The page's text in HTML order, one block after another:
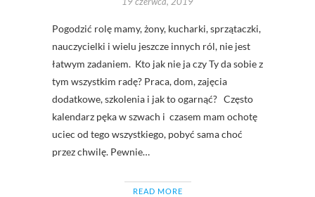
Pogodzić rolę mamy, żony, kucharki, sprzątaczki,
nauczycielki i wielu jeszcze innych ról, nie jest
łatwym zadaniem. Kto jak nie ja czy Ty da sobie z
tym wszystkim radę? Praca, dom, zajęcia
dodatkowe, szkolenia i jak to ogarnąć? Często
kalendarz pęka w szwach i czasem mam ochotę
uciec od tego wszystkiego, pobyć sama choć
przez chwilę. Pewnie…
READ MORE